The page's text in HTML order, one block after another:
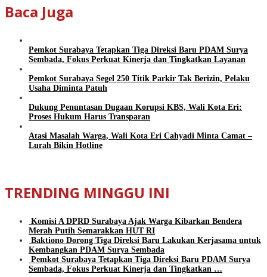
Baca Juga
Pemkot Surabaya Tetapkan Tiga Direksi Baru PDAM Surya
Sembada, Fokus Perkuat Kinerja dan Tingkatkan Layanan
Pemkot Surabaya Segel 250 Titik Parkir Tak Berizin, Pelaku
Usaha Diminta Patuh
Dukung Penuntasan Dugaan Korupsi KBS, Wali Kota Eri:
Proses Hukum Harus Transparan
Atasi Masalah Warga, Wali Kota Eri Cahyadi Minta Camat –
Lurah Bikin Hotline
TRENDING MINGGU INI
Komisi A DPRD Surabaya Ajak Warga Kibarkan Bendera
Merah Putih Semarakkan HUT RI
Baktiono Dorong Tiga Direksi Baru Lakukan Kerjasama untuk
Kembangkan PDAM Surya Sembada
Pemkot Surabaya Tetapkan Tiga Direksi Baru PDAM Surya
Sembada, Fokus Perkuat Kinerja dan Tingkatkan …